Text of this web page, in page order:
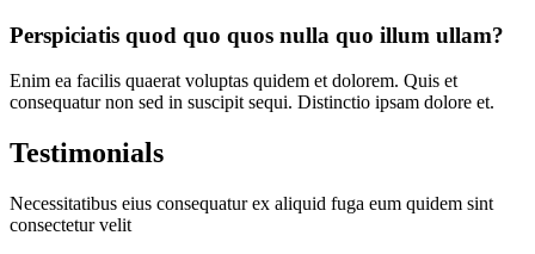
Perspiciatis quod quo quos nulla quo illum ullam?
Enim ea facilis quaerat voluptas quidem et dolorem. Quis et
consequatur non sed in suscipit sequi. Distinctio ipsam dolore et.
Testimonials
Necessitatibus eius consequatur ex aliquid fuga eum quidem sint
consectetur velit